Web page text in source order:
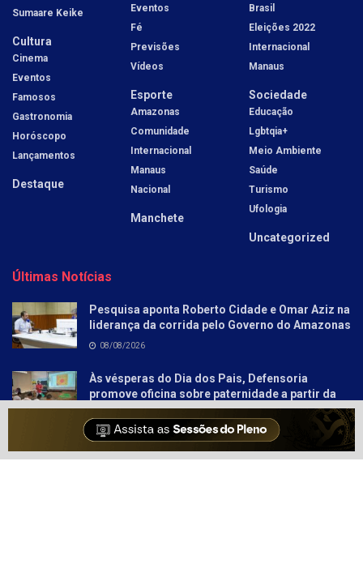
Sumaare Keike
Cultura
Cinema
Eventos
Famosos
Gastronomia
Horóscopo
Lançamentos
Destaque
Eventos
Fé
Previsões
Vídeos
Esporte
Amazonas
Comunidade
Internacional
Manaus
Nacional
Manchete
Brasil
Eleições 2022
Internacional
Manaus
Sociedade
Educação
Lgbtqia+
Meio Ambiente
Saúde
Turismo
Ufologia
Uncategorized
Últimas Notícias
Pesquisa aponta Roberto Cidade e Omar Aziz na
liderança da corrida pelo Governo do Amazonas
08/08/2026
Às vésperas do Dia dos Pais, Defensoria
promove oficina sobre paternidade a partir da
literatura para socioeducandos
08/08/2026